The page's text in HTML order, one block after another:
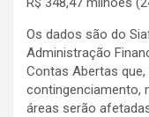
Os dados são do
Administração
Contas Abertas
contingenciamento,
áreas serão